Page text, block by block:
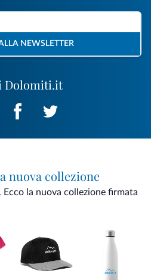
Dolomiti.it
NEWSLETTER
nuova collezione
la nuova collezione firmata